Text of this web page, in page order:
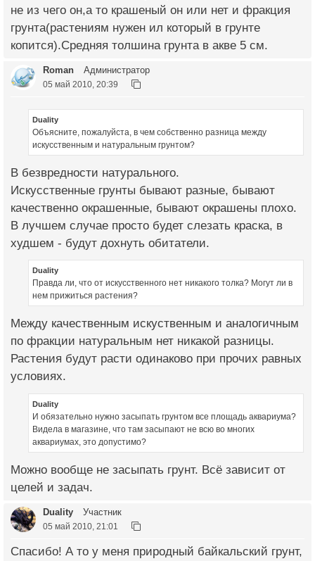
не из чего он,а то крашеный он или нет и фракция
грунта(растениям нужен ил который в грунте
копится).Средняя толшина грунта в акве 5 см.
Roman Администратор
05 май 2010, 20:39
Duality
Объясните, пожалуйста, в чем собственно разница между
искусственным и натуральным грунтом?
В безвредности натурального.
Искусственные грунты бывают разные, бывают
качественно окрашенные, бывают окрашены плохо.
В лучшем случае просто будет слезать краска, в
худшем - будут дохнуть обитатели.
Duality
Правда ли, что от искусственного нет никакого толка? Могут ли в
нем прижиться растения?
Между качественным искуственным и аналогичным
по фракции натуральным нет никакой разницы.
Растения будут расти одинаково при прочих равных
условиях.
Duality
И обязательно нужно засыпать грунтом все площадь аквариума?
Видела в магазине, что там засыпают не всю во многих
аквариумах, это допустимо?
Можно вообще не засыпать грунт. Всё зависит от
целей и задач.
Duality Участник
05 май 2010, 21:01
Спасибо! А то у меня природный байкальский грунт,